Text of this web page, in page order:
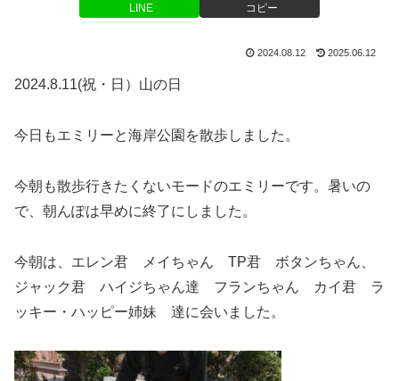
LINE コピー
2024.08.12 2025.06.12
2024.8.11(祝・日）山の日
今日もエミリーと海岸公園を散歩しました。
今朝も散歩行きたくないモードのエミリーです。暑いの
で、朝んぽは早めに終了にしました。
今朝は、エレン君 メイちゃん TP君 ボタンちゃん、
ジャック君 ハイジちゃん達 フランちゃん カイ君 ラ
ッキー・ハッピー姉妹 達に会いました。